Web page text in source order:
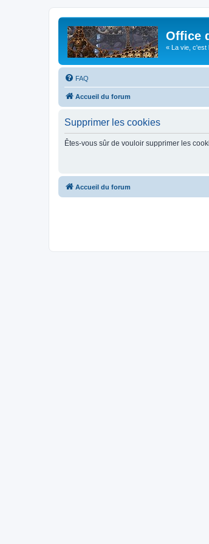
Office
« La vie, c'est
FAQ
Accueil du forum
Supprimer les cookies
Êtes-vous sûr de vouloir supprimer les
Accueil du forum